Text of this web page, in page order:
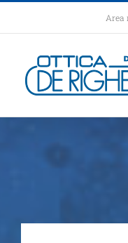
al
contenuto
Area